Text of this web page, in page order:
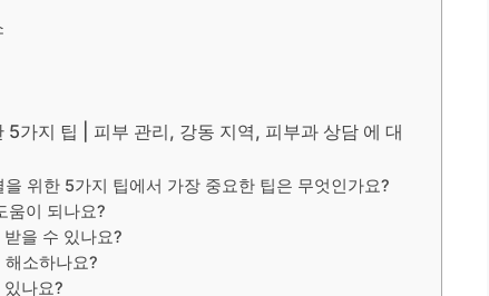
가지 팁 | 피부 관리, 강동 지역, 피부과 상담 에 대
위한 5가지 팁에서 가장 중요한 팁은 무엇인가요?
움이 되나요?
을 수 있나요?
소하나요?
나요?